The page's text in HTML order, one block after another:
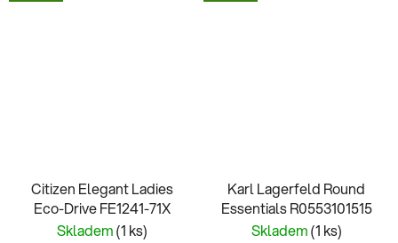
Citizen Elegant Ladies
Eco-Drive FE1241-71X
Skladem(1 ks)
Karl Lagerfeld Round
Essentials R0553101515
Skladem(1 ks)